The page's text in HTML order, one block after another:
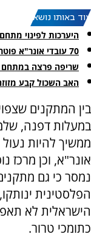
עוד באותו נושא:
היערכות לפינוי
70 עובדי אונר"א פוטרו בגלל חמאס
שריפה פרצה במתחם
האב השכול קבע
בין המתקנים
במעלות דפנה,
ממשיך להיות
אונר"א, וכן מרכז
נמסר כי גם
הפלסטינית
הישראלית לא
כתומכי טרור.